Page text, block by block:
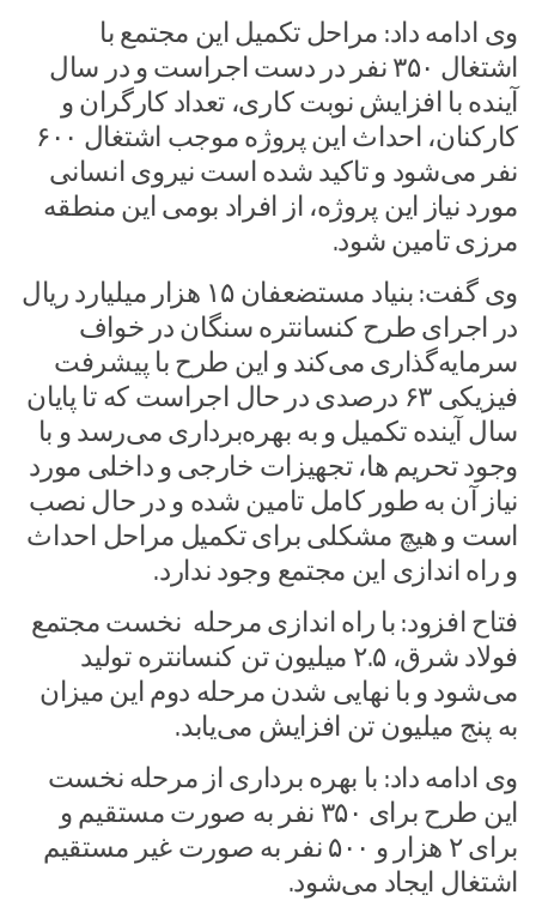
وی ادامه داد: مراحل تکمیل این مجتمع با
اشتغال ۳۵۰ نفر در دست اجراست و در سال
آینده با افزایش نوبت کاری، تعداد کارگران و
کارکنان، احداث این پروژه موجب اشتغال ۶۰۰
نفر می‌شود و تاکید شده است نیروی انسانی
مورد نیاز این پروژه، از افراد بومی این منطقه
مرزی تامین شود.
وی گفت: بنیاد مستضعفان ۱۵ هزار میلیارد ریال
در اجرای طرح کنسانتره سنگان در خواف
سرمایه‌گذاری می‌کند و این طرح با پیشرفت
فیزیکی ۶۳ درصدی در حال اجراست که تا پایان
سال آینده تکمیل و به بهره‌برداری می‌رسد و با
وجود تحریم ها، تجهیزات خارجی و داخلی مورد
نیاز آن به طور کامل تامین شده و در حال نصب
است و هیچ مشکلی برای تکمیل مراحل احداث
و راه اندازی این مجتمع وجود ندارد.
فتاح افزود: با راه اندازی مرحله نخست مجتمع
فولاد شرق، ۲.۵ میلیون تن کنسانتره تولید
می‌شود و با نهایی شدن مرحله دوم این میزان
به پنج میلیون تن افزایش می‌یابد.
وی ادامه داد: با بهره برداری از مرحله نخست
این طرح برای ۳۵۰ نفر به صورت مستقیم و
برای ۲ هزار و ۵۰۰ نفر به صورت غیر مستقیم
اشتغال ایجاد می‌شود.